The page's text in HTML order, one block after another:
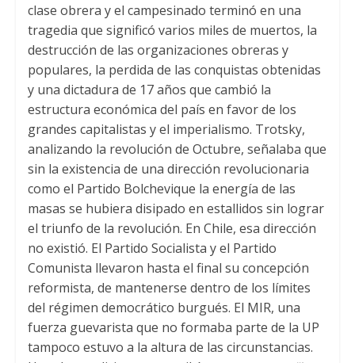
clase obrera y el campesinado terminó en una
tragedia que significó varios miles de muertos, la
destrucción de las organizaciones obreras y
populares, la perdida de las conquistas obtenidas
y una dictadura de 17años que cambió la
estructura económica del país en favor de los
grandes capitalistas y el imperialismo. Trotsky,
analizando la revolución de Octubre, señalaba que
sin la existencia de una dirección revolucionaria
como el Partido Bolchevique la energía de las
masas se hubiera disipado en estallidos sin lograr
el triunfo de la revolución. En Chile, esa dirección
no existió. El Partido Socialista y el Partido
Comunista llevaron hasta el final su concepción
reformista, de mantenerse dentro de los límites
del régimen democrático burgués. El MIR, una
fuerza guevarista que no formaba parte de la UP
tampoco estuvo a la altura de las circunstancias.